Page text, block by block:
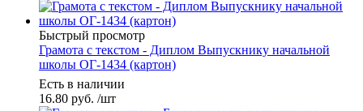
Быстрый просмотр
Грамота с текстом - Диплом Выпускнику начальной
школы ОГ-1434 (картон)
Есть в наличии
16.80 руб. /шт